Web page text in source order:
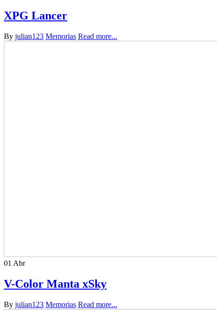
XPG Lancer
By julian123 Memorias Read more...
01 Abr
V-Color Manta xSky
By julian123 Memorias Read more...